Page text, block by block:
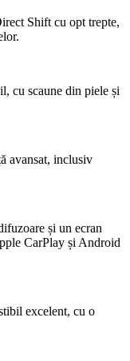
Shift cu opt trepte,
cu scaune din piele și
avansat, inclusiv
și un ecran
CarPlay și Android
excelent, cu o